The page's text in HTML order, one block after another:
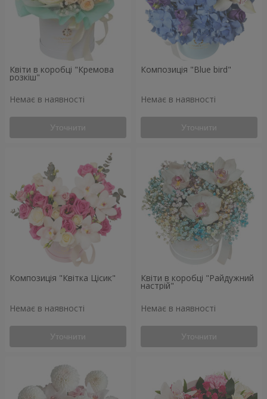
Квіти в коробці "Кремова
розкіш"
Немає в наявності
Уточнити
Композиція "Blue bird"
Немає в наявності
Уточнити
Композиція "Квітка Цісик"
Немає в наявності
Уточнити
Квіти в коробці "Райдужний
настрій"
Немає в наявності
Уточнити